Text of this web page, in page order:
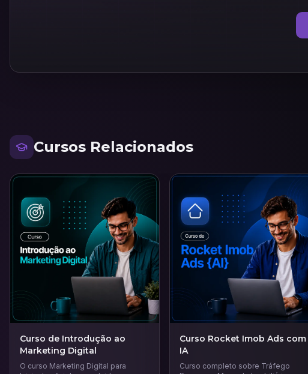
Cursos Relacionados
Curso de Introdução ao
Marketing Digital
O curso Marketing Digital para
Curso Rocket Imob Ads com
IA
Curso completo sobre Tráfego